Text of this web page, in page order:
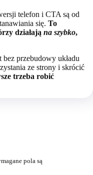
telefon i CTA są od
się. To
działają na szybko,
przebudowy układu
ze strony i skrócić
trzeba robić
pola są